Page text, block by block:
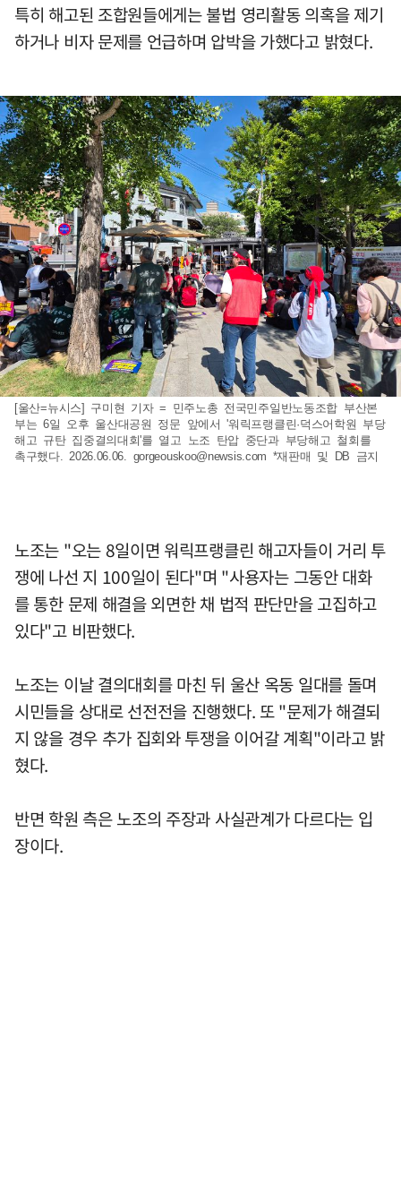
특히 해고된 조합원들에게는 불법 영리활동 의혹을 제기
하거나 비자 문제를 언급하며 압박을 가했다고 밝혔다.
[울산=뉴시스] 구미현 기자 = 민주노총 전국민주일반노동조합 부산본
부는 6일 오후 울산대공원 정문 앞에서 '워릭프랭클린·덕스어학원 부당
해고 규탄 집중결의대회'를 열고 노조 탄압 중단과 부당해고 철회를
촉구했다. 2026.06.06. gorgeouskoo@newsis.com *재판매 및 DB 금지
노조는 "오는 8일이면 워릭프랭클린 해고자들이 거리 투
쟁에 나선 지 100일이 된다"며 "사용자는 그동안 대화
를 통한 문제 해결을 외면한 채 법적 판단만을 고집하고
있다"고 비판했다.
노조는 이날 결의대회를 마친 뒤 울산 옥동 일대를 돌며
시민들을 상대로 선전전을 진행했다. 또 "문제가 해결되
지 않을 경우 추가 집회와 투쟁을 이어갈 계획"이라고 밝
혔다.
반면 학원 측은 노조의 주장과 사실관계가 다르다는 입
장이다.